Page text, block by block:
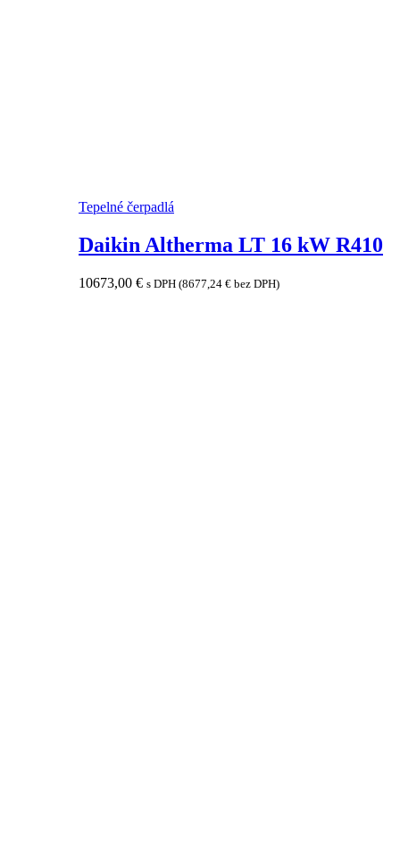
Tepelné čerpadlá
Daikin Altherma LT 16 kW R410
10673,00 € s DPH (8677,24 € bez DPH)